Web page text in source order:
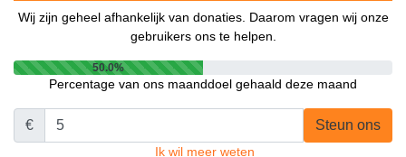
Wij zijn geheel afhankelijk van donaties. Daarom vragen wij onze
gebruikers ons te helpen.
50.0%
Percentage van ons maanddoel gehaald deze maand
€ Steun ons
Ik wil meer weten